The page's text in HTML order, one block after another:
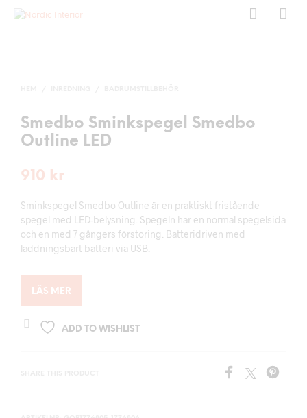
Smedbo Sminkspegel Smedbo
Outline LED
910 kr
Sminkspegel Smedbo Outline är en praktiskt fristående
spegel med LED-belysning. Spegeln har en normal spegelsida
och en med 7 gångers förstoring. Batteridriven med
laddningsbart batteri via USB.
LÄS MER
ADD TO WISHLIST